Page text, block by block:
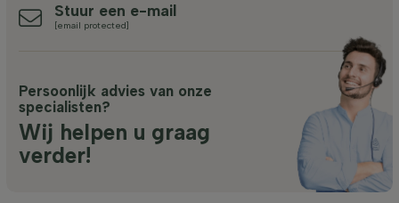
Stuur een e-mail
[email protected]
Persoonlijk advies van onze
specialisten?
Wij helpen u graag
verder!